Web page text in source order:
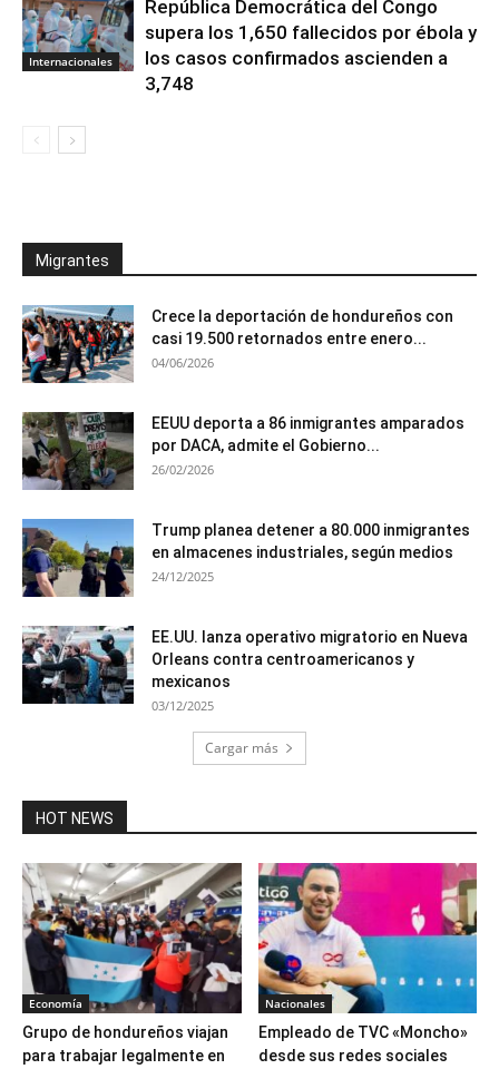
Internacionales
República Democrática del Congo
supera los 1,650 fallecidos por ébola y
los casos confirmados ascienden a
3,748
Migrantes
Crece la deportación de hondureños con
casi 19.500 retornados entre enero...
04/06/2026
EEUU deporta a 86 inmigrantes amparados
por DACA, admite el Gobierno...
26/02/2026
Trump planea detener a 80.000 inmigrantes
en almacenes industriales, según medios
24/12/2025
EE.UU. lanza operativo migratorio en Nueva
Orleans contra centroamericanos y
mexicanos
03/12/2025
Cargar más
HOT NEWS
Economía
Grupo de hondureños viajan
para trabajar legalmente en
Nacionales
Empleado de TVC «Moncho»
desde sus redes sociales